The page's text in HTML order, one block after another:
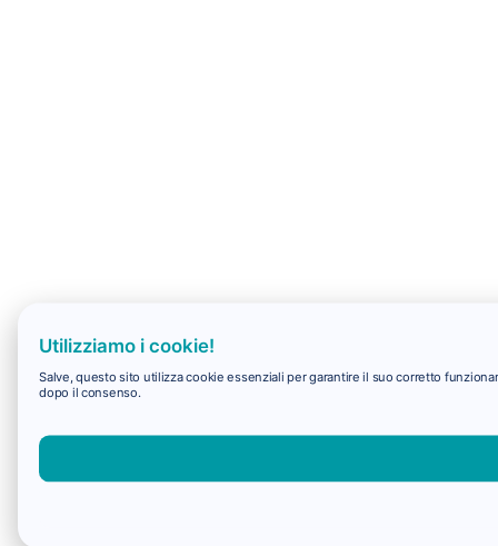
Utilizziamo i cookie!
Salve, questo sito utilizza cookie essenziali per garantire il suo corretto
dopo il consenso.